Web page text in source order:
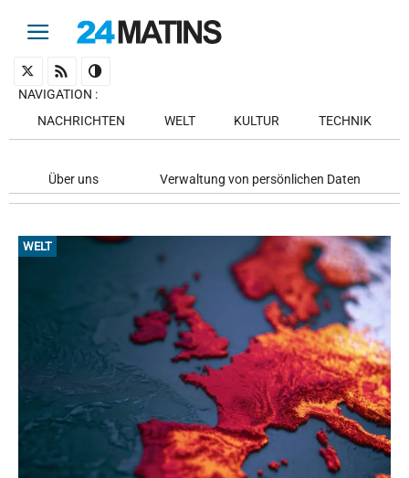
NAVIGATION :
NACHRICHTEN
WELT KULTUR TECHNIK
Über uns Verwaltung von persönlichen Daten
WELT